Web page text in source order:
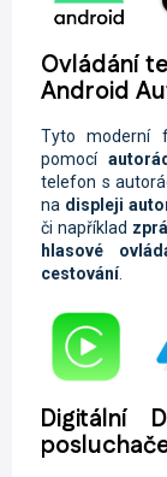
Ovládání
Android
Tyto moderní
pomocí
telefon s
na displeji
či například
hlasové
cestování.
Digitální